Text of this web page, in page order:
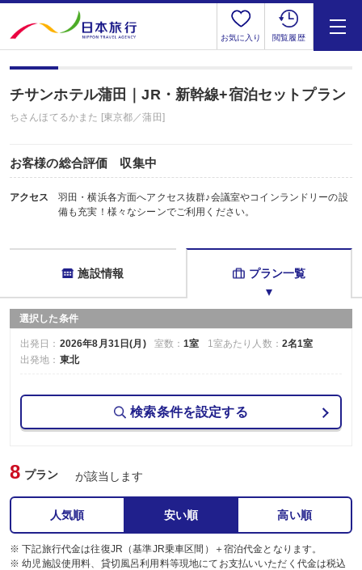
お気に入り 閲覧履歴
チサンホテル蒲田｜JR・新幹線+宿泊セットプラン
ちさんほてるかまた [東京都／蒲田]
お客様の総合評価 収集中
アクセス
羽田・横浜各方面へアクセス抜群♪会議室やコインランドリーの設
備も充実！様々なシーンでご利用ください。
施設情報 プラン一覧
選択した条件
出発日： 2026年8月31日(月) 室数：1室 1室あたり人数： 2名1室
出発地： 東北
検索条件を設定する
8 プラン が該当します
人気順 安い順 高い順
※ 下記旅行代金は往復JR（基準JR乗車区間）＋宿泊代金となります。
※ 幼児施設使用料、貸切風呂利用料等現地にてお支払いいただく代金は税込